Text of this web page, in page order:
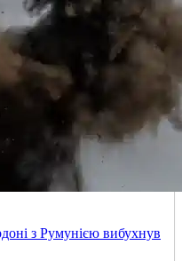
з Румунією вибухнув